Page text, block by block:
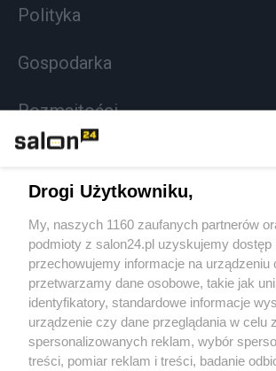
Polityka
Gospodarka
Rozmaitości
Sport
Społeczeństwo
Kultura
Drogi Użytkowniku,
My, naszych 1160 zaufanych partnerów
podmioty z salon24.pl uzyskujemy dostęp
przechowujemy informacje na urządzeniu
przetwarzamy dane osobowe, takie jak
identyfikatory, standardowe informacje
urządzenie czy dane przeglądania w celu
spersonalizowanych reklam, wybór
treści, pomiar reklam i treści, badanie